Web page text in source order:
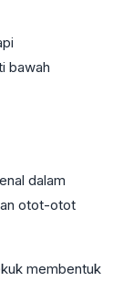
bawah
dalam
otot-otot
membentuk